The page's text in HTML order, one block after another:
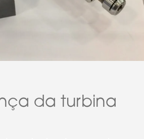
da turbina